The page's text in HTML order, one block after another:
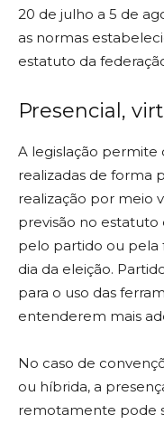
20 de julho a 5 de
as normas
estatuto da
Presencial,
A legislação permite
realizadas de forma
realização por meio
previsão no estatuto
pelo partido ou pela
dia da eleição.
para o uso das
entenderem mais
No caso de
ou híbrida, a
remotamente pode